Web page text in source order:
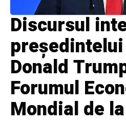
Discursul
președintelui
Donald
Forumul
Mondial de